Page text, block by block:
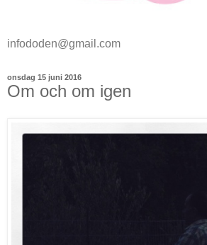
infododen@gmail.com
onsdag 15 juni 2016
Om och om igen